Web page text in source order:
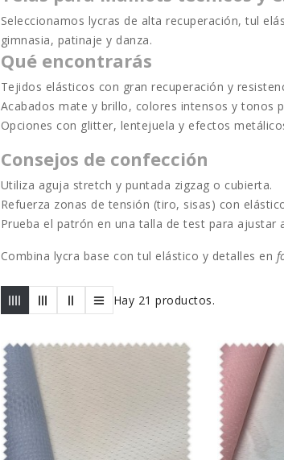
Seleccionamos lycras de alta recuperación,tul
gimnasia, patinaje y danza.
Qué encontrarás
Tejidos elásticos con granrecuperación y
Acabados mate y brillo, colores intensos y tonos
Opciones con glitter, lentejuela y efectos
Consejos de confección
Utiliza aguja stretch y puntada zigzag o cubierta.
Refuerza zonas de tensión (tiro, sisas) con
Prueba el patrón en una talla de test para ajustar
Combina lycra base con tul elástico y detalles en
Hay 21 productos.